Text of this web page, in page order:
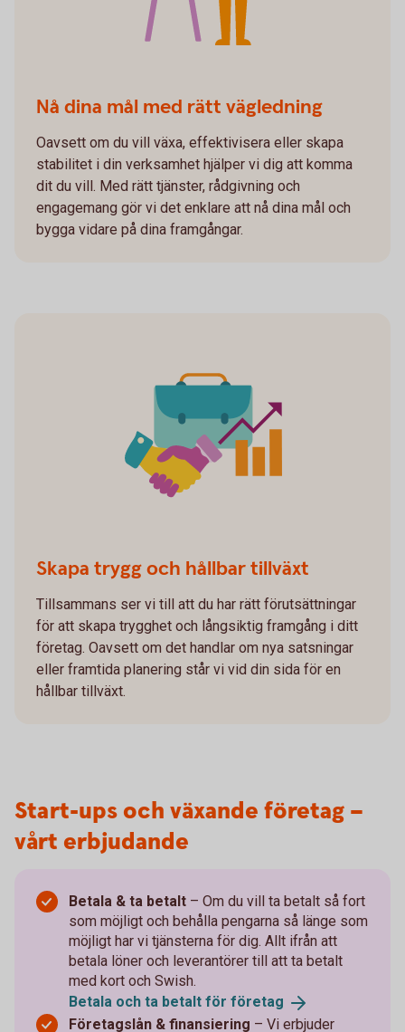
Nå dina mål med rätt vägledning
Oavsett om du vill växa, effektivisera eller skapa
stabilitet i din verksamhet hjälper vi dig att komma
dit du vill. Med rätt tjänster, rådgivning och
engagemang gör vi det enklare att nå dina mål och
bygga vidare på dina framgångar.
Skapa trygg och hållbar tillväxt
Tillsammans ser vi till att du har rätt förutsättningar
för att skapa trygghet och långsiktig framgång i ditt
företag. Oavsett om det handlar om nya satsningar
eller framtida planering står vi vid din sida för en
hållbar tillväxt.
Start-ups och växande företag –
vårt erbjudande
Betala & ta betalt – Om du vill ta betalt så fort
som möjligt och behålla pengarna så länge som
möjligt har vi tjänsterna för dig. Allt ifrån att
betala löner och leverantörer till att ta betalt
med kort och Swish.
Betala och ta betalt för företag
Företagslån & finansiering – Vi erbjuder